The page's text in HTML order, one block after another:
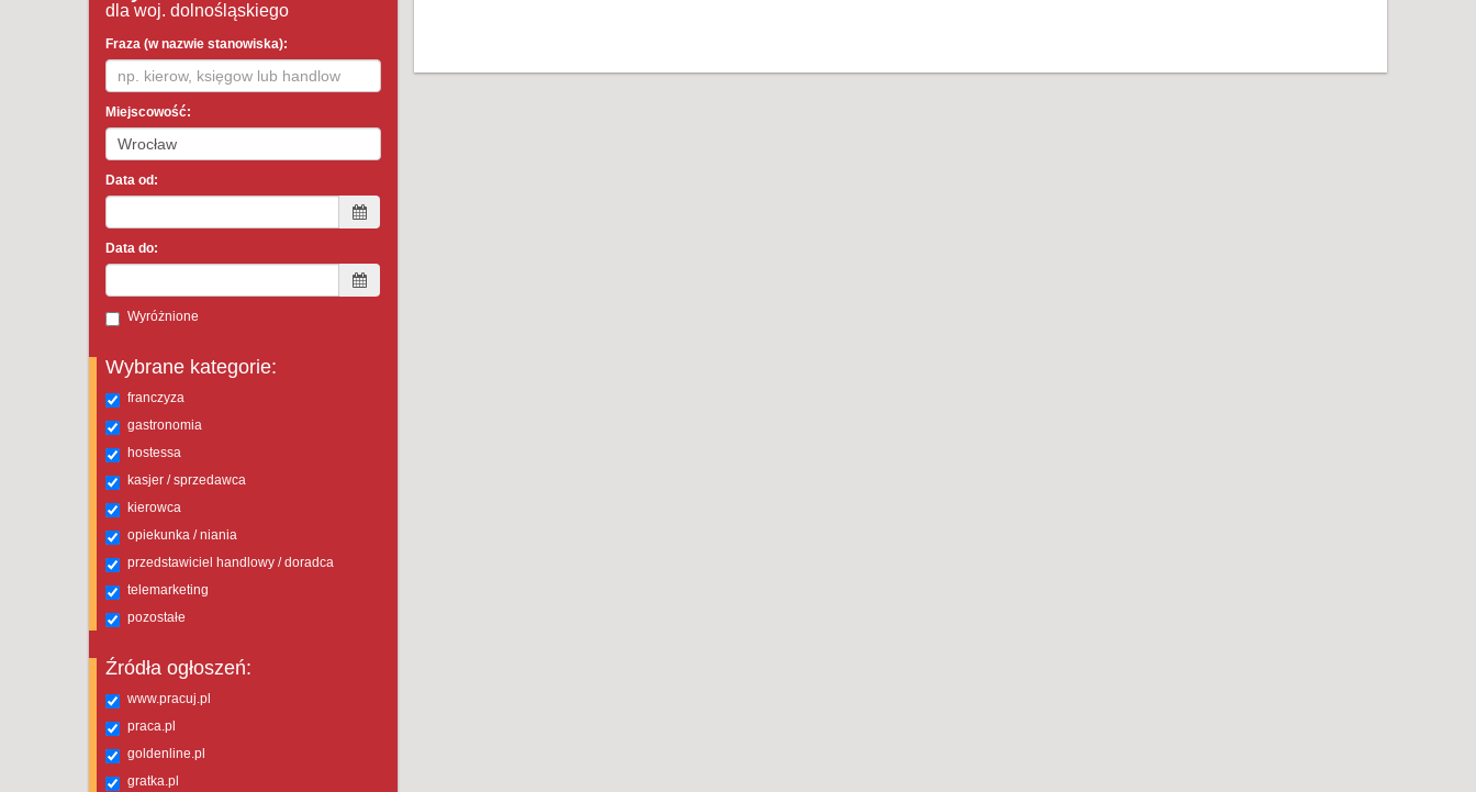
dla woj. dolnośląskiego
Fraza (w nazwie stanowiska):
Miejscowość:
Data od:
Data do:
Wyróżnione
Wybrane kategorie:
franczyza
gastronomia
hostessa
kasjer / sprzedawca
kierowca
opiekunka / niania
przedstawiciel handlowy / doradca
telemarketing
pozostałe
Źródła ogłoszeń:
www.pracuj.pl
praca.pl
goldenline.pl
gratka.pl